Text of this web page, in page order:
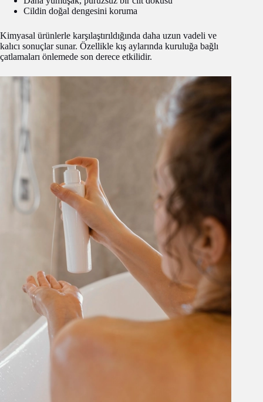
Cildin doğal dengesini koruma
Kimyasal ürünlerle karşılaştırıldığında daha uzun vadeli ve
kalıcı sonuçlar sunar. Özellikle kış aylarında kuruluğa bağlı
çatlamaları önlemede son derece etkilidir.